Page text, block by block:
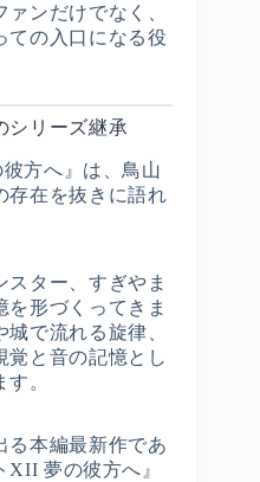
ンだけでなく、
ての入口になる役
シリーズ継承
方へ』は、鳥山
存在を抜きに語れ
スター、すぎやま
を形づくってきま
で流れる旋律、
覚と音の記憶とし
。
る本編最新作であ
XII 夢の彼方へ』